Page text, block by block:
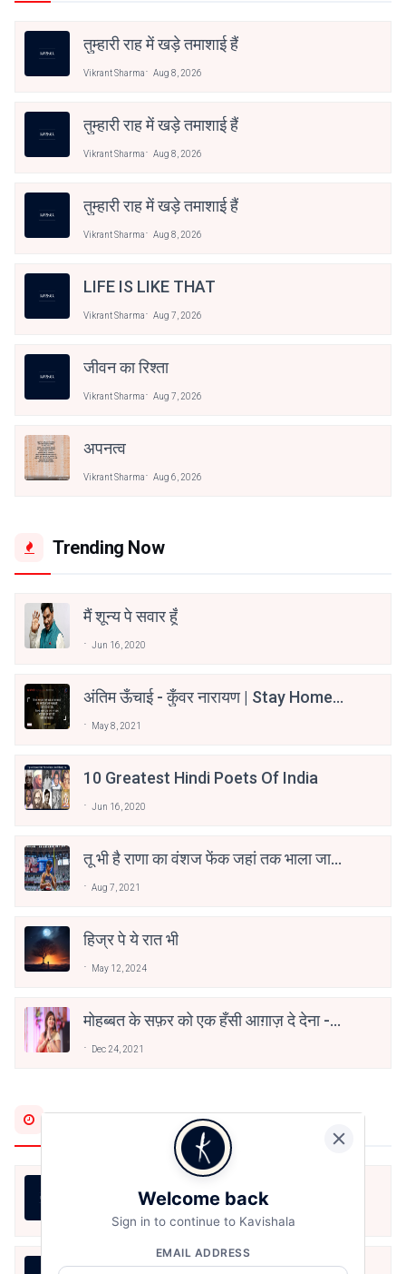
तुम्हारी राह में खड़े तमाशाई हैं
Vikrant Sharma Aug 8, 2026
तुम्हारी राह में खड़े तमाशाई हैं
Vikrant Sharma Aug 8, 2026
तुम्हारी राह में खड़े तमाशाई हैं
Vikrant Sharma Aug 8, 2026
LIFE IS LIKE THAT
Vikrant Sharma Aug 7, 2026
जीवन का रिश्ता
Vikrant Sharma Aug 7, 2026
अपनत्व
Vikrant Sharma Aug 6, 2026
Trending Now
मैं शून्य पे सवार हूँ
Jun 16, 2020
अंतिम ऊँचाई - कुँवर नारायण | Stay Home
May 8, 2021
10 Greatest Hindi Poets Of India
Jun 16, 2020
तू भी है राणा का वंशज फेंक जहां तक भाला जाए:
Aug 7, 2021
हिज्र पे ये रात भी
May 12, 2024
मोहब्बत के सफ़र को एक हँसी आग़ाज़ दे देना -
Dec 24, 2021
Most Recent
तुम्हारी राह में खड़े तमाशाई हैं
Aug 8, 2026
तुम्हारी राह में खड़े तमाशाई हैं
Welcome back
Sign in to continue to Kavishala
EMAIL ADDRESS